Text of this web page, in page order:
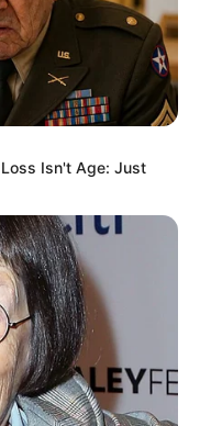
Isn't Age: Just